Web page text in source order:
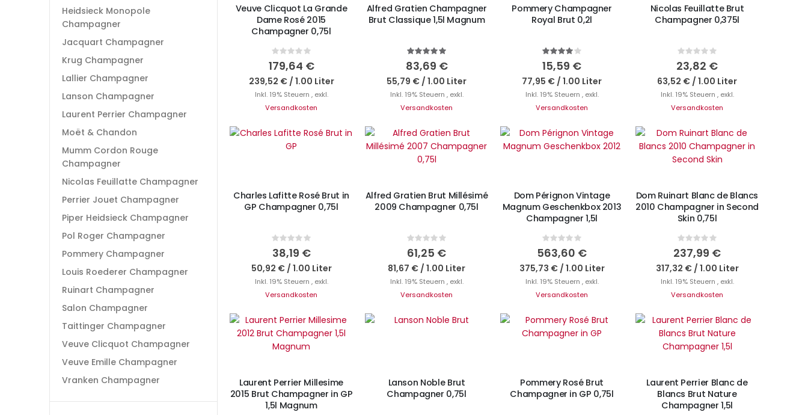
Veuve Clicquot La Grande
Dame Rosé 2015
Champagner 0,75l
Rating:
0%
179,64 €
239,52 €/ 1.00 Liter
Inkl. 19% Steuern , exkl.
Versandkosten
Alfred Gratien Champagner
Brut Classique 1,5l Magnum
Bewertung:
100%
83,69 €
55,79 € / 1.00 Liter
Inkl. 19% Steuern , exkl.
Versandkosten
Pommery Champagner
Royal Brut 0,2l
Bewertung:
80%
15,59 €
77,95 € / 1.00 Liter
Inkl. 19% Steuern , exkl.
Versandkosten
Nicolas Feuillatte Brut
Champagner 0,375l
Rating:
0%
23,82 €
63,52 € / 1.00 Liter
Inkl. 19% Steuern , exkl.
Versandkosten
IN DEN WARENKORB
Charles Lafitte Rosé Brut in
GP Champagner 0,75l
Rating:
0%
38,19 €
50,92 €/ 1.00 Liter
Inkl. 19% Steuern , exkl.
Versandkosten
IN DEN WARENKORB
Alfred Gratien Brut Millésimé
2009 Champagner 0,75l
Rating:
0%
61,25 €
81,67 € / 1.00 Liter
Inkl. 19% Steuern , exkl.
Versandkosten
IN DEN WARENKORB
Dom Pérignon Vintage
Magnum Geschenkbox 2013
Champagner 1,5l
Rating:
0%
563,60 €
375,73 €/ 1.00 Liter
Inkl. 19% Steuern , exkl.
Versandkosten
IN DEN WARENKORB
Dom Ruinart Blanc de Blancs
2010 Champagner in Second
Skin 0,75l
Rating:
0%
237,99 €
317,32 €/ 1.00 Liter
Inkl. 19% Steuern , exkl.
Versandkosten
IN DEN WARENKORB
Laurent Perrier Millesime
2015 Brut Champagner in GP
1,5l Magnum
IN DEN WARENKORB
Lanson Noble Brut
Champagner 0,75l
IN DEN WARENKORB
Pommery Rosé Brut
Champagner in GP 0,75l
Nicht auf Lager
Laurent Perrier Blanc de
Blancs Brut Nature
Champagner 1,5l
Heidsieck Monopole
Champagner
Jacquart Champagner
Krug Champagner
Lallier Champagner
Lanson Champagner
Laurent Perrier Champagner
Moët & Chandon
Mumm Cordon Rouge
Champagner
Nicolas Feuillatte Champagner
Perrier Jouet Champagner
Piper Heidsieck Champagner
Pol Roger Champagner
Pommery Champagner
Louis Roederer Champagner
Ruinart Champagner
Salon Champagner
Taittinger Champagner
Veuve Clicquot Champagner
Veuve Emille Champagner
Vranken Champagner